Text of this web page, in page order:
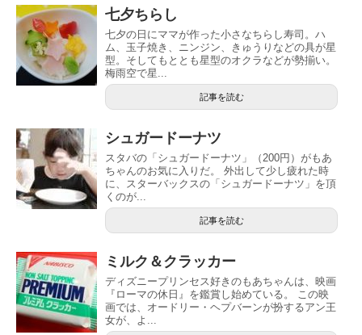
七夕ちらし
七夕の日にママが作った小さなちらし寿司。ハ
ム、玉子焼き、ニンジン、きゅうりなどの具が星
型。そしてもととも星型のオクラなどが勢揃い。
梅雨空で星...
記事を読む
シュガードーナツ
スタバの「シュガードーナツ」（200円）がもあ
ちゃんのお気に入りだ。 外出して少し疲れた時
に、スターバックスの「シュガードーナツ」を頂
くのが...
記事を読む
ミルク＆クラッカー
ディズニープリンセス好きのもあちゃんは、映画
『ローマの休日』を鑑賞し始めている。 この映
画では、オードリー・ヘプバーンが扮するアン王
女が、よ...